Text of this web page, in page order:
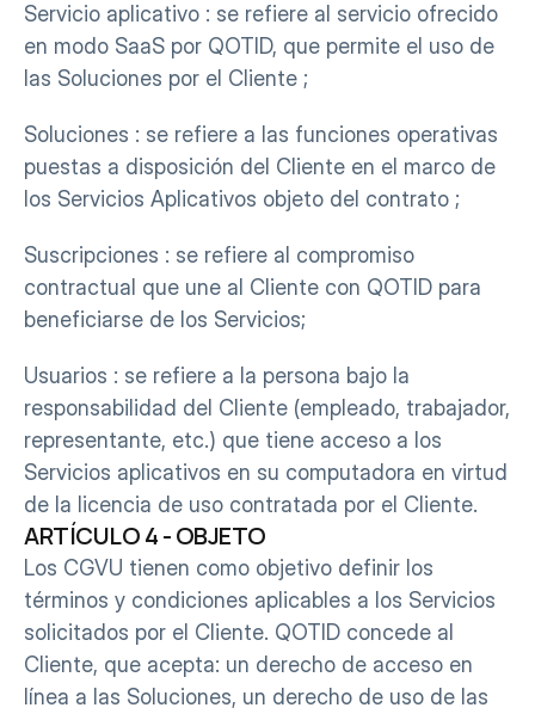
Servicio aplicativo : se refiere al servicio ofrecido
en modo SaaS por QOTID, que permite el uso de
las Soluciones por el Cliente ;
Soluciones : se refiere a las funciones operativas
puestas a disposición del Cliente en el marco de
los Servicios Aplicativos objeto del contrato ;
Suscripciones : se refiere al compromiso
contractual que une al Cliente con QOTID para
beneficiarse de los Servicios;
Usuarios : se refiere a la persona bajo la
responsabilidad del Cliente (empleado, trabajador,
representante, etc.) que tiene acceso a los
Servicios aplicativos en su computadora en virtud
de la licencia de uso contratada por el Cliente.
ARTÍCULO 4 - OBJETO
Los CGVU tienen como objetivo definir los
términos y condiciones aplicables a los Servicios
solicitados por el Cliente. QOTID concede al
Cliente, que acepta: un derecho de acceso en
línea a las Soluciones, un derecho de uso de las